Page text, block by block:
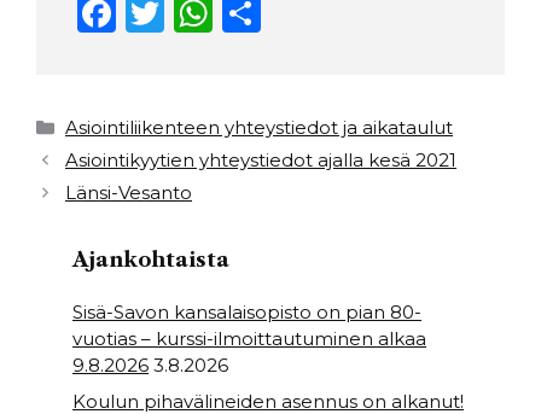
F
e
b
o
o
k
T
t
e
r
W
ts
A
p
e
Kategoriat
Asiointiliikenteen yhteystiedot ja aikataulut
Asiointikyytien yhteystiedot ajalla kesä 2021
Länsi-Vesanto
Ajankohtaista
Sisä-Savon kansalaisopisto on pian 80-
vuotias – kurssi-ilmoittautuminen alkaa
9.8.2026 3.8.2026
Koulun pihavälineiden asennus on alkanut!